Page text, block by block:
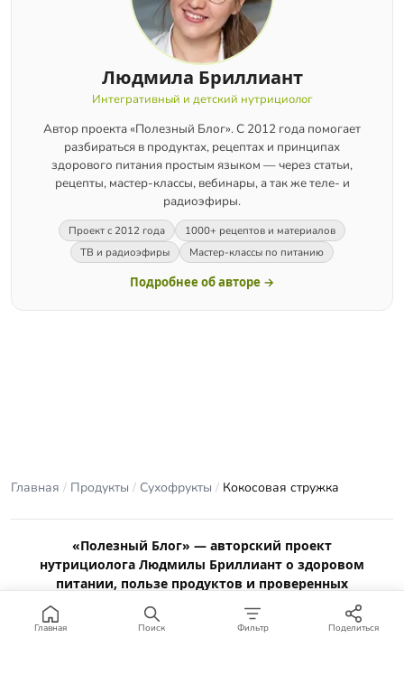
Людмила Бриллиант
Интегративный и детский нутрициолог
Автор проекта «Полезный Блог». С 2012 года помогает
разбираться в продуктах, рецептах и принципах
здорового питания простым языком — через статьи,
рецепты, мастер-классы, вебинары, а так же теле- и
радиоэфиры.
Проект с 2012 года
1000+ рецептов и материалов
ТВ и радиоэфиры
Мастер-классы по питанию
Подробнее об авторе →
Главная / Продукты / Сухофрукты / Кокосовая стружка
«Полезный Блог» — авторский проект
нутрициолога Людмилы Бриллиант о здоровом
питании, пользе продуктов и проверенных
Материалы сайта носят ознакомительный характер и не
Главная Поиск Фильтр Поделиться